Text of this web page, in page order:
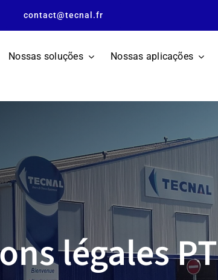
contact@tecnal.fr
Nossas soluções Nossas aplicações
légales PT